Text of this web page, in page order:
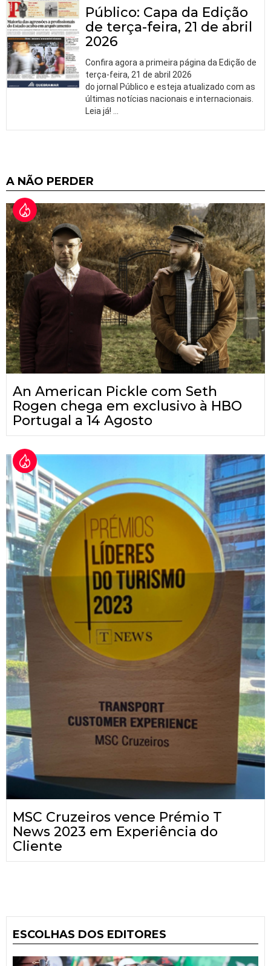
Público: Capa da Edição
de terça-feira, 21 de abril
2026
Confira agora a primeira página da Edição de
terça-feira, 21 de abril 2026
do jornal Público e esteja atualizado com as
últimas notícias nacionais e internacionais.
Leia já! …
A NÃO PERDER
An American Pickle com Seth
Rogen chega em exclusivo à HBO
Portugal a 14 Agosto
MSC Cruzeiros vence Prémio T
News 2023 em Experiência do
Cliente
ESCOLHAS DOS EDITORES